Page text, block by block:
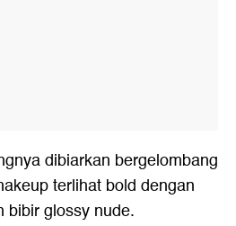
dibiarkan bergelombang
terlihat bold dengan
bibir glossy nude.